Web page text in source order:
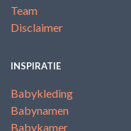
Team
Disclaimer
INSPIRATIE
Babykleding
Babynamen
Babykamer